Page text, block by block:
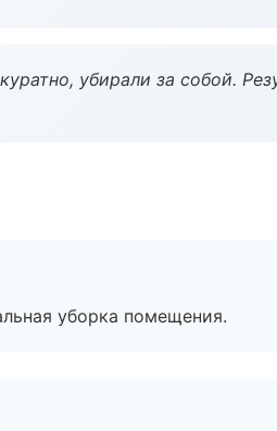
убирали за собой.
уборка помещения.